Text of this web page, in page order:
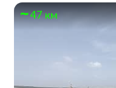
47 км